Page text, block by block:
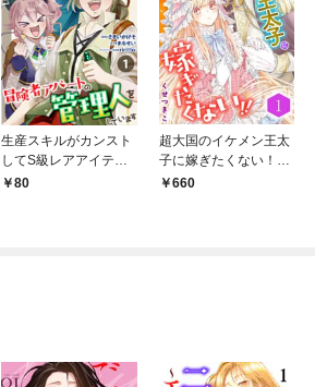
生産スキルがカンスト
してS級レアアイテム
も作れるけど冒険者ア
80
超大国のイケメン王太
子に嫁ぎたくない！！
（合本版） 1巻
660